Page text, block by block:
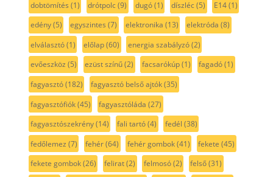
dobtömítés (1) drótpolc(9) dugó(1) díszléc(5) E14(1)
edény(5) egyszintes (7) elektronika (13) elektróda (8)
elválasztó(1) előlap(60) energia szabályzó(2)
evőeszköz (5) ezüst színű(2) facsarókúp(1) fagadó(1)
fagyasztó(182) fagyasztó belső ajtók(35)
fagyasztófiók(45) fagyasztóláda (27)
fagyasztószekrény(14) fali tartó(4) fedél (38)
fedőlemez (7) fehér(64) fehér gombok(41) fekete (45)
fekete gombok(26) felirat(2) felmosó(2) felső(31)